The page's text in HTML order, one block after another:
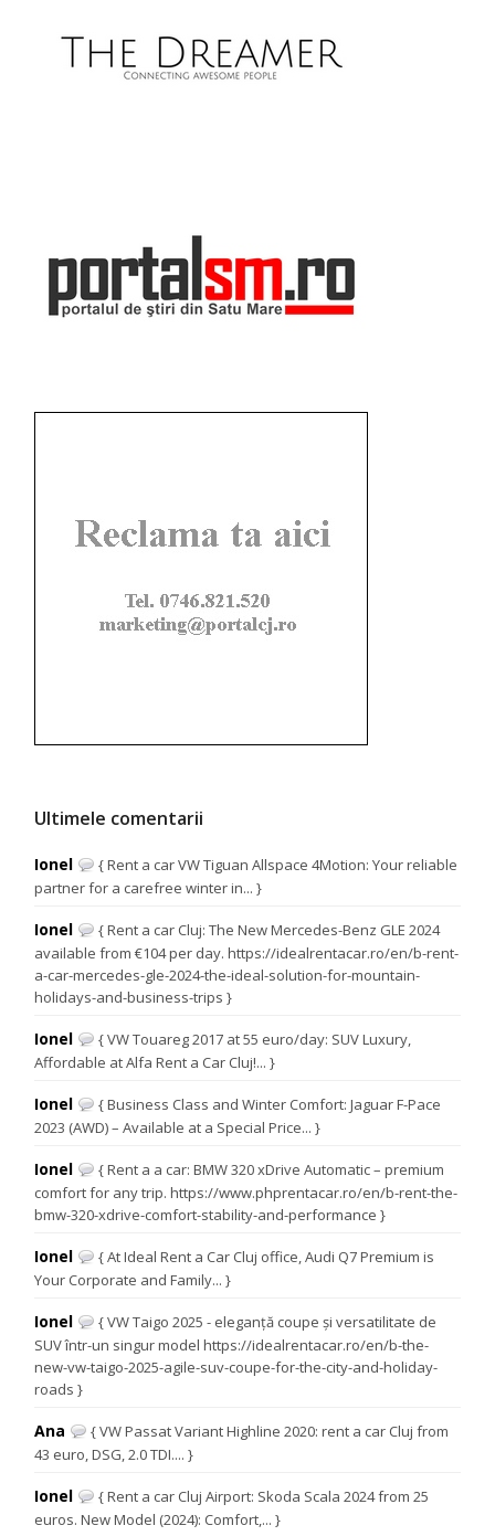
Ultimele comentarii
Ionel
{ Rent a car VW Tiguan Allspace 4Motion: Your reliable
partner for a carefree winter in... }
Ionel
{ Rent a car Cluj: The New Mercedes-Benz GLE 2024
available from €104 per day. https://idealrentacar.ro/en/b-rent-
a-car-mercedes-gle-2024-the-ideal-solution-for-mountain-
holidays-and-business-trips }
Ionel
{ VW Touareg 2017 at 55 euro/day: SUV Luxury,
Affordable at Alfa Rent a Car Cluj!... }
Ionel
{ Business Class and Winter Comfort: Jaguar F-Pace
2023 (AWD) – Available at a Special Price... }
Ionel
{ Rent a a car: BMW 320 xDrive Automatic – premium
comfort for any trip. https://www.phprentacar.ro/en/b-rent-the-
bmw-320-xdrive-comfort-stability-and-performance }
Ionel
{ At Ideal Rent a Car Cluj office, Audi Q7 Premium is
Your Corporate and Family... }
Ionel
{ VW Taigo 2025 - eleganță coupe și versatilitate de
SUV într-un singur model https://idealrentacar.ro/en/b-the-
new-vw-taigo-2025-agile-suv-coupe-for-the-city-and-holiday-
roads }
Ana
{ VW Passat Variant Highline 2020: rent a car Cluj from
43 euro, DSG, 2.0 TDI.... }
Ionel
{ Rent a car Cluj Airport: Skoda Scala 2024 from 25
euros. New Model (2024): Comfort,... }